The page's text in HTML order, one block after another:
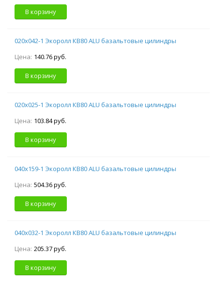
В корзину
020х042-1 Экоролл КВ80 ALU базальтовые цилиндры
Цена: 140.76 руб.
В корзину
020х025-1 Экоролл КВ80 ALU базальтовые цилиндры
Цена: 103.84 руб.
В корзину
040х159-1 Экоролл КВ80 ALU базальтовые цилиндры
Цена: 504.36 руб.
В корзину
040х032-1 Экоролл КВ80 ALU базальтовые цилиндры
Цена: 205.37 руб.
В корзину